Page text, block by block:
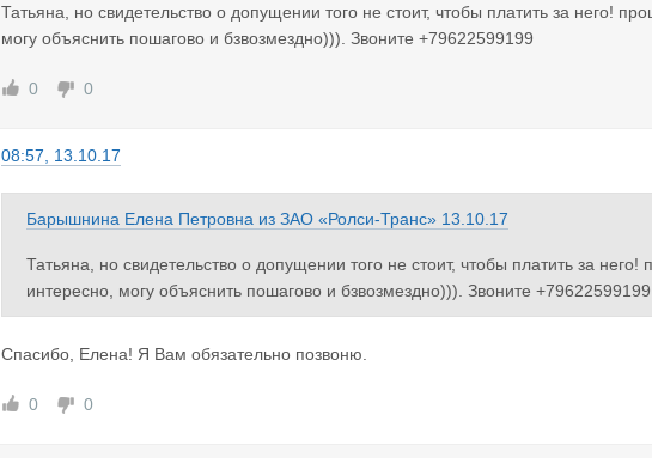
Татьяна, но свидетельство о допущении того не стоит, чтобы платить за него!
могу объяснить пошагово и бзвозмездно))). Звоните +79622599199
0 0
08:57, 13.10.17
Барышнина Елена Петровна из ЗАО «Ролси-Транс» 13.10.17
Татьяна, но свидетельство о допущении того не стоит, чтобы платить за
интересно, могу объяснить пошагово и бзвозмездно))). Звоните +79622599199
Спасибо, Елена! Я Вам обязательно позвоню.
0 0